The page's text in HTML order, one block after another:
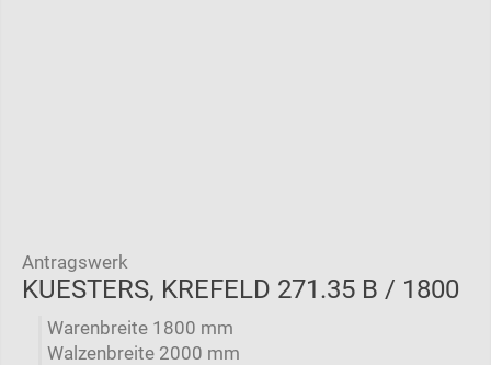
Antragswerk
KUESTERS, KREFELD 271.35 B / 1800
Warenbreite 1800 mm
Walzenbreite 2000 mm